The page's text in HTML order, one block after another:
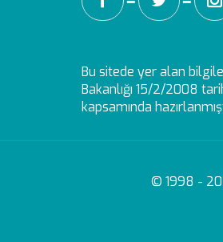
Bu sitede yer alan
Bakanlığı 15/2/2008
kapsamında
© 1998 -